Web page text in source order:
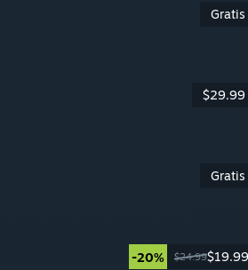
Gratis
$29.99
Gratis
-20% $24.99$19.99